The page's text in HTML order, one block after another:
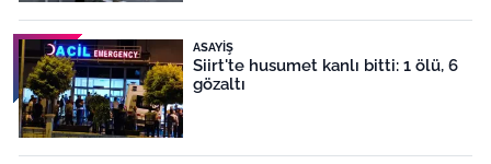
ASAYIŞ
Siirt'te husumet kanlı bitti: 1 ölü, 6
gözaltı